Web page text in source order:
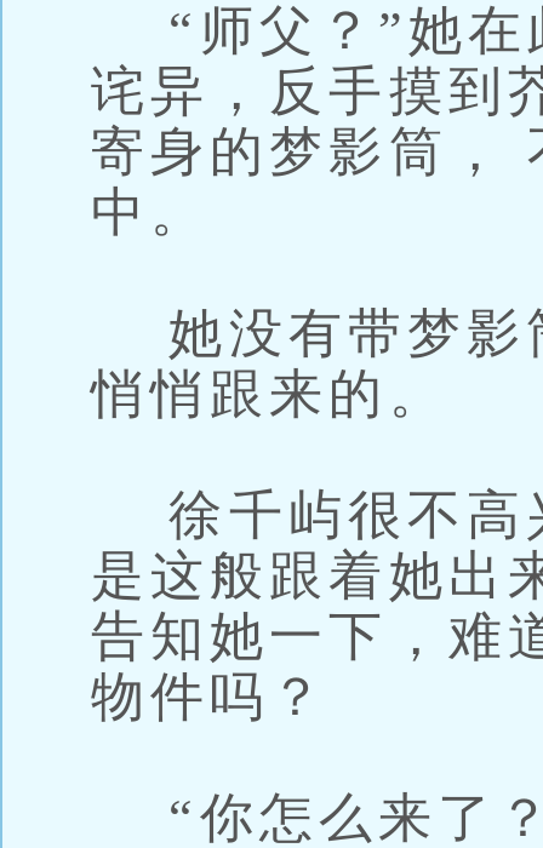
“师父？”她在
诧异，反手摸到
寄身的梦影筒，
中。
她没有带梦影
悄悄跟来的。
徐千屿很不高
是这般跟着她出
告知她一下，难
物件吗？
“你怎么来了